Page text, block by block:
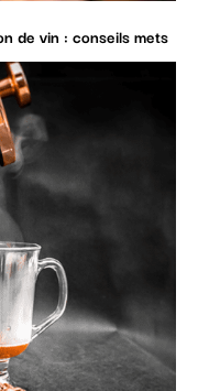
de vin : conseils mets